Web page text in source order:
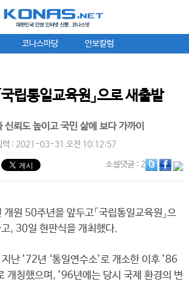
코나스마당 안보칼럼
립통일교육원」으로 새출발
신뢰도 높이고 국민 삶에 보다 가까이
력 : 2021-03-31 오전 10:12:57
소셜댓글: 2
원 50주년을 앞두고「국립통일교육원」으
, 30일 현판식을 개최했다.
난 ’72년 ‘통일연수소’로 개소한 이후 ’86
개칭했으며, ’96년에는 당시 국제 환경의 변